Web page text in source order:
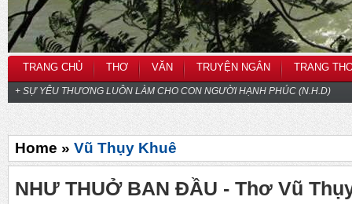
TRANG CHỦ THƠ VĂN TRUYỆN NGẮN TRANG
+ SỰ YÊU THƯƠNG LUÔN LÀM CHO CON NGƯỜI HẠNH PHÚC (N.H.D)
Home » Vũ Thụy Khuê
NHƯ THUỞ BAN ĐẦU - Thơ Vũ